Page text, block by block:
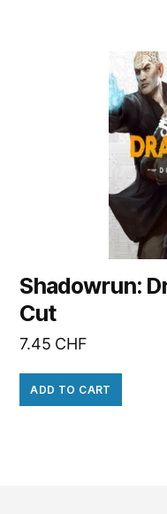
Shadowrun:
Cut
7.45 CHF
ADD TO CART